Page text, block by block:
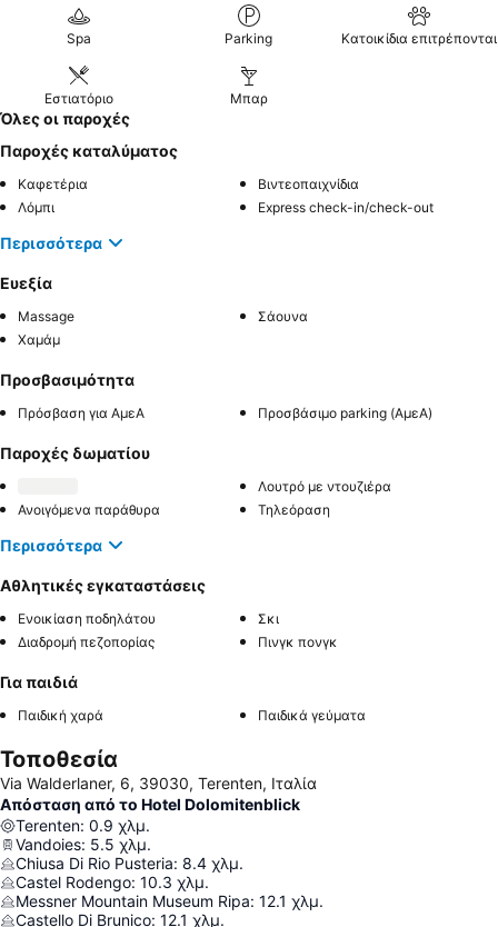
Spa Parking Κατοικίδια επιτρέπονται
Εστιατόριο Μπαρ
Όλες οι παροχές
Παροχές καταλύματος
Καφετέρια
Βιντεοπαιχνίδια
Λόμπι
Express check-in/check-out
Περισσότερα
Ευεξία
Massage
Σάουνα
Χαμάμ
Προσβασιμότητα
Πρόσβαση για ΑμεΑ Προσβάσιμο parking (ΑμεΑ)
Παροχές δωματίου
Λουτρό με ντουζιέρα
Ανοιγόμενα παράθυρα
Τηλεόραση
Περισσότερα
Αθλητικές εγκαταστάσεις
Ενοικίαση ποδηλάτου
Σκι
Διαδρομή πεζοπορίας
Πινγκ πονγκ
Για παιδιά
Παιδική χαρά Παιδικά γεύματα
Τοποθεσία
Via Walderlaner, 6, 39030, Terenten, Ιταλία
Απόσταση από το Hotel Dolomitenblick
Terenten: 0.9 χλμ.
Vandoies: 5.5 χλμ.
Chiusa Di Rio Pusteria: 8.4 χλμ.
Castel Rodengo: 10.3 χλμ.
Messner Mountain Museum Ripa: 12.1 χλμ.
Castello Di Brunico: 12.1 χλμ.